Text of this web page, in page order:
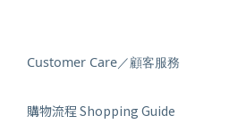
Customer Care／顧客服務
購物流程 Shopping Guide